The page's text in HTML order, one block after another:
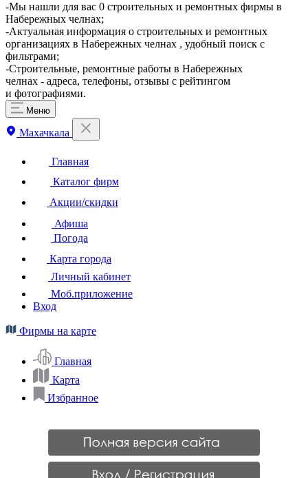
-Мы нашли для вас 0 строительных и ремонтных фирмы в
Набережных челнах;
-Актуальная информация о строительных и ремонтных
организациях в Набережных челнах , удобный поиск с
фильтрами;
-Строительные, ремонтные работы в Набережных
челнах - адреса, телефоны, отзывы с рейтингом
и фотографиями.
Меню
Махачкала
Главная
Каталог фирм
Акции/скидки
Афиша
Погода
Карта города
Личный кабинет
Моб.приложение
Вход
Фирмы на карте
Главная
Карта
Избранное